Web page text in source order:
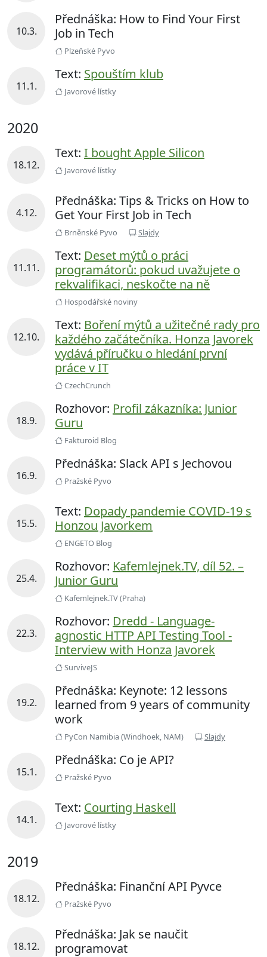
10.3.
Přednáška: How to Find Your First
Job in Tech
Plzeňské Pyvo
11.1.
Text: Spouštím klub
Javorové lístky
2020
18.12.
Text: I bought Apple Silicon
Javorové lístky
4.12.
Přednáška: Tips & Tricks on How to
Get Your First Job in Tech
Brněnské Pyvo Slajdy
11.11.
Text: Deset mýtů o práci
programátorů: pokud uvažujete o
rekvalifikaci, neskočte na ně
Hospodářské noviny
12.10.
Text: Boření mýtů a užitečné rady pro
každého začátečníka. Honza Javorek
vydává příručku o hledání první
práce v IT
CzechCrunch
18.9.
Rozhovor: Profil zákazníka: Junior
Guru
Fakturoid Blog
16.9.
Přednáška: Slack API s Jechovou
Pražské Pyvo
15.5.
Text: Dopady pandemie COVID-19 s
Honzou Javorkem
ENGETO Blog
25.4.
Rozhovor: Kafemlejnek.TV, díl 52. –
Junior Guru
Kafemlejnek.TV (Praha)
22.3.
Rozhovor: Dredd - Language-
agnostic HTTP API Testing Tool -
Interview with Honza Javorek
SurviveJS
19.2.
Přednáška: Keynote: 12 lessons
learned from 9 years of community
work
PyCon Namibia (Windhoek, NAM) Slajdy
15.1.
Přednáška: Co je API?
Pražské Pyvo
14.1.
Text: Courting Haskell
Javorové lístky
2019
18.12.
Přednáška: Finanční API Pyvce
Pražské Pyvo
18.12.
Přednáška: Jak se naučit
programovat